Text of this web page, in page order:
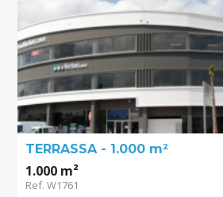
TERRASSA - 1.000 m²
1.000 m²
Ref. W1761